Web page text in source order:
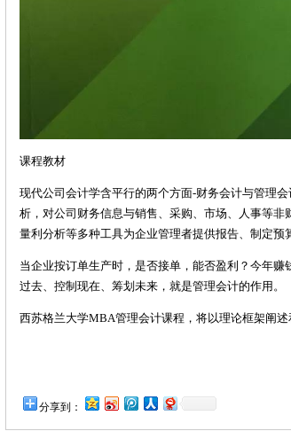
课程教材
现代公司会计学含平行的两个方面-财务会计与管理
析，对公司财务信息与销售、采购、市场、人事等
量利分析等多种工具为企业管理者提供报告、制定预
当企业按订单生产时，是否接单，能否盈利？今年
过去、控制现在、筹划未来，就是管理会计的作用。
西苏格兰大学MBA管理会计课程，将以理论框架阐
分享到：